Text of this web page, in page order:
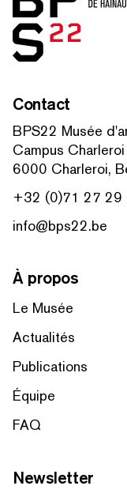
Contact
BPS22 Musée
Campus
6000 Charleroi,
+32 (0)71 27 29
info@bps22.be
À propos
Le Musée
Actualités
Publications
Équipe
FAQ
Newsletter